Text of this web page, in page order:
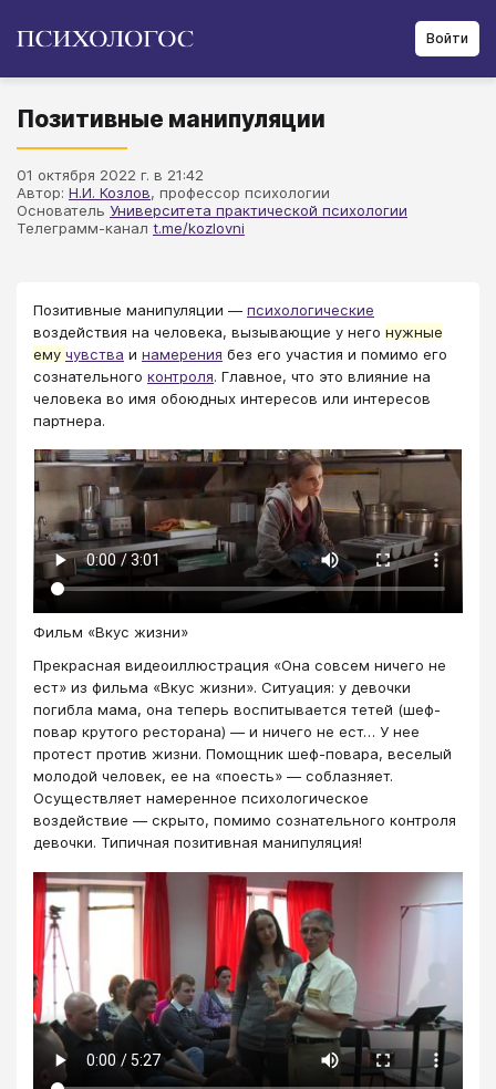
Войти
Позитивные манипуляции
01 октября 2022 г. в 21:42
Автор: Н.И. Козлов, профессор психологии
Основатель Университета практической психологии
Телеграмм-канал t.me/kozlovni
Позитивные манипуляции —психологические
воздействия на человека, вызывающие у него нужные
ему чувства и намерения без его участия и помимо его
сознательного контроля. Главное, что это влияние на
человека во имя обоюдных интересов или интересов
партнера.
Фильм «Вкус жизни»
Прекрасная видеоиллюстрация «Она совсем ничего не
ест» из фильма «Вкус жизни». Ситуация: у девочки
погибла мама, она теперь воспитывается тетей (шеф-
повар крутого ресторана) — и ничего не ест… У нее
протест против жизни. Помощник шеф-повара, веселый
молодой человек, ее на «поесть» — соблазняет.
Осуществляет намеренное психологическое
воздействие — скрыто, помимо сознательного контроля
девочки. Типичная позитивная манипуляция!